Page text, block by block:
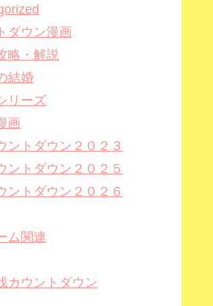
ダウン漫画
略・解説
結婚
リーズ
画
ントダウン２０２３
ントダウン２０２５
ントダウン２０２６
ム関連
カウントダウン